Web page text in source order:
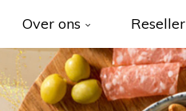
Over ons Reseller